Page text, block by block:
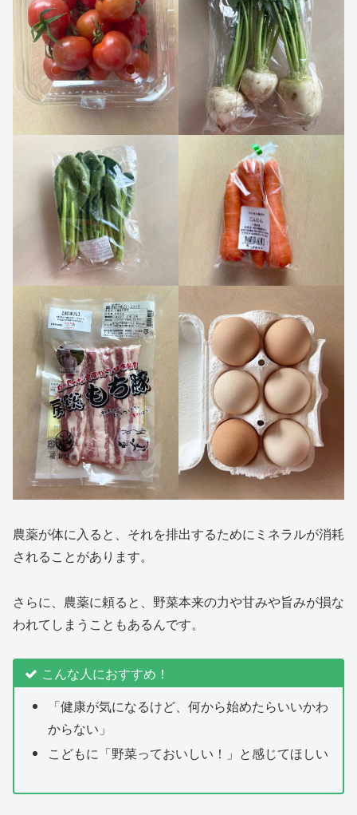
農薬が体に入ると、それを排出するためにミネラルが消耗
されることがあります。
さらに、農薬に頼ると、野菜本来の力や甘みや旨みが損な
われてしまうこともあるんです。
こんな人におすすめ！
「健康が気になるけど、何から始めたらいいかわ
からない」
こどもに「野菜っておいしい！」と感じてほしい